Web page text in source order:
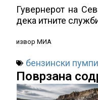
Гувернерот на
дека итните
извор МИА
бензински пумпи
Поврзана